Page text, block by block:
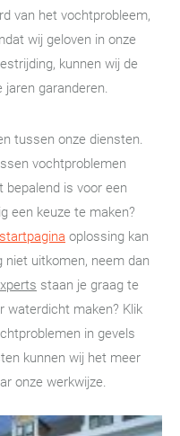
van het vochtprobleem,
wij geloven in onze
kunnen wij de
jaren garanderen.
tussen onze diensten.
vochtproblemen
bepalend is voor een
een keuze te maken?
startpagina oplossing kan
uitkomen, neem dan
staan je graag te
waterdicht maken? Klik
in gevels
kunnen wij het meer
onze werkwijze.